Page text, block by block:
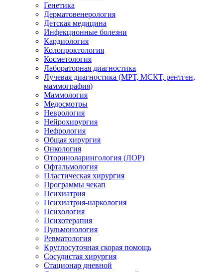
Генетика
Дерматовенерология
Детская медицина
Инфекционные болезни
Кардиология
Колопроктология
Косметология
Лабораторная диагностика
Лучевая диагностика (МРТ, МСКТ, рентген,
маммография)
Маммология
Медосмотры
Неврология
Нейрохирургия
Нефрология
Общая хирургия
Онкология
Оториноларингология (ЛОР)
Офтальмология
Пластическая хирургия
Программы чекап
Психиатрия
Психиатрия-наркология
Психология
Психотерапия
Пульмонология
Ревматология
Круглосуточная скорая помощь
Сосудистая хирургия
Стационар дневной